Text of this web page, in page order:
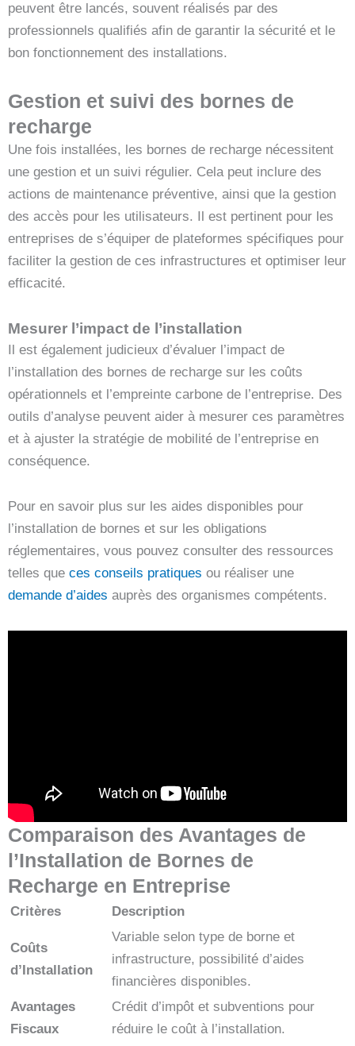
peuvent être lancés, souvent réalisés par des
professionnels qualifiés afin de garantir la sécurité et le
bon fonctionnement des installations.
Gestion et suivi des bornes de
recharge
Une fois installées, les bornes de recharge nécessitent
une gestion et un suivi régulier. Cela peut inclure des
actions de maintenance préventive, ainsi que la gestion
des accès pour les utilisateurs. Il est pertinent pour les
entreprises de s’équiper de plateformes spécifiques pour
faciliter la gestion de ces infrastructures et optimiser leur
efficacité.
Mesurer l’impact de l’installation
Il est également judicieux d’évaluer l’impact de
l’installation des bornes de recharge sur les coûts
opérationnels et l’empreinte carbone de l’entreprise. Des
outils d’analyse peuvent aider à mesurer ces paramètres
et à ajuster la stratégie de mobilité de l’entreprise en
conséquence.
Pour en savoir plus sur les aides disponibles pour
l’installation de bornes et sur les obligations
réglementaires, vous pouvez consulter des ressources
telles que ces conseils pratiques ou réaliser une
demande d’aides auprès des organismes compétents.
Comparaison des Avantages de
l’Installation de Bornes de
Recharge en Entreprise
Critères Description
Coûts
d’Installation
Variable selon type de borne et
infrastructure, possibilité d’aides
financières disponibles.
Avantages
Fiscaux
Crédit d’impôt et subventions pour
réduire le coût à l’installation.